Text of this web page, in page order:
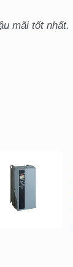
mãi tốt nhất.